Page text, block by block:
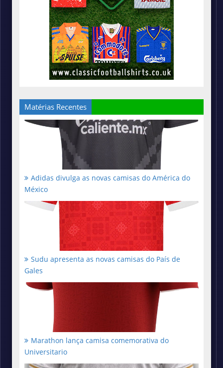
Matérias Recentes
Adidas divulga as novas camisas do América do
México
Sudu apresenta as novas camisas do País de
Gales
Marathon lança camisa comemorativa do
Universitario